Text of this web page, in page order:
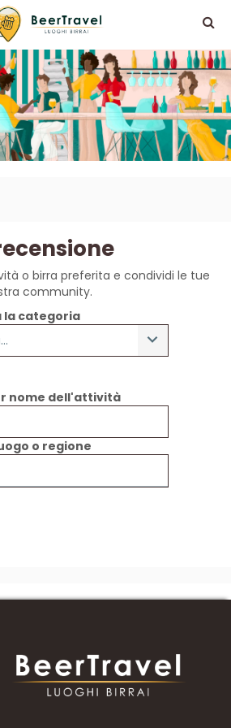
o birra preferita e condividi le tue
community.
la categoria
nome dell'attività
o regione